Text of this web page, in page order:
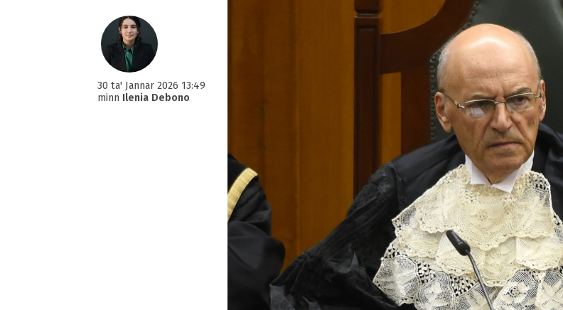
30 ta' Jannar 2026 13:49
minn Ilenia Debono